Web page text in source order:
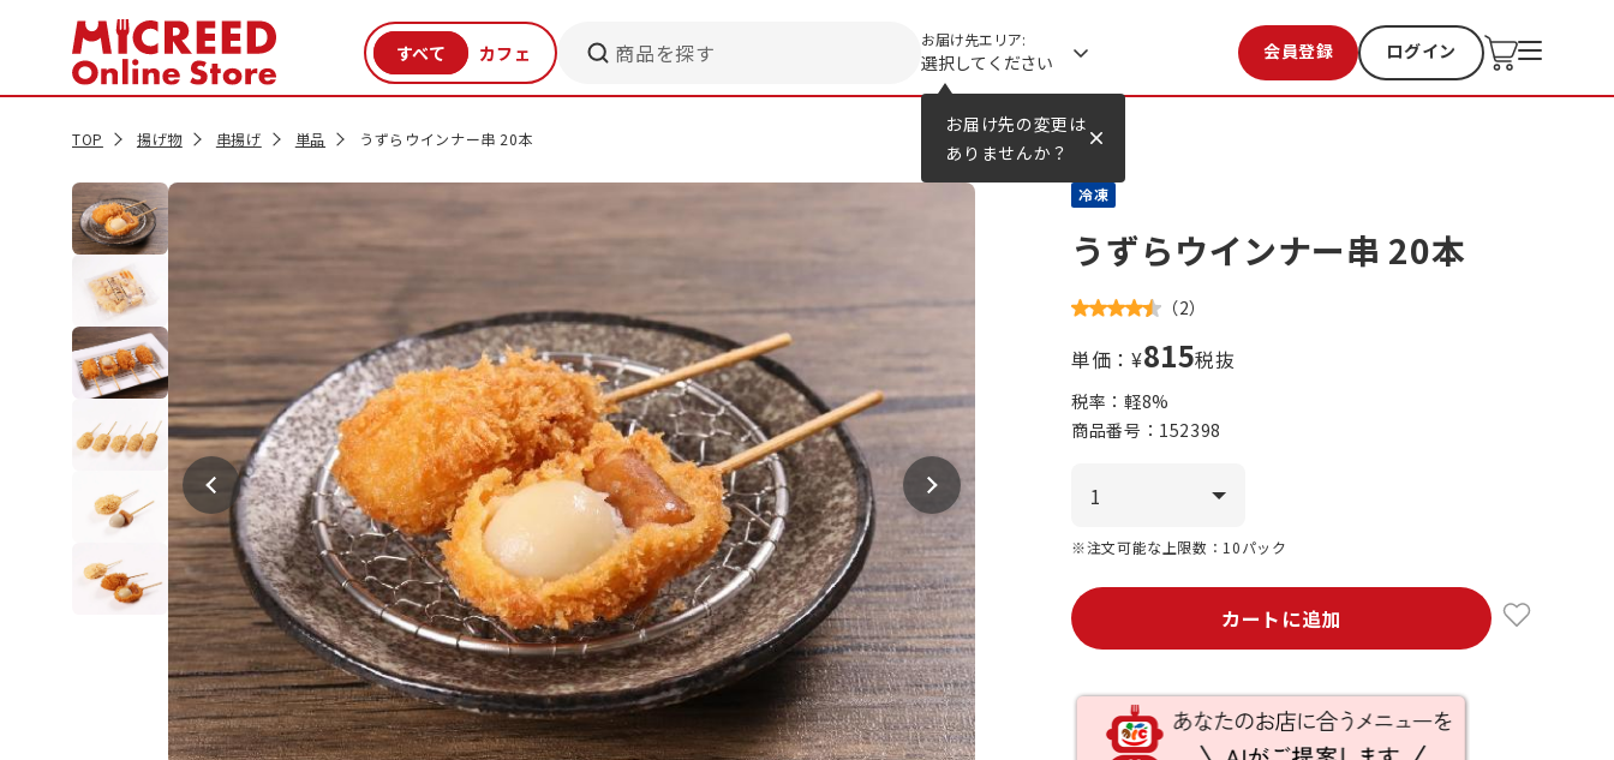
お届け先の変更は
ありませんか？
商品を探す お届け先エリア:
選択してください 会員登録 ログイン
お気に入り 過去購入
TOP 揚げ物 串揚げ 単品 うずらウインナー串 20本
冷凍
うずらウインナー串 20本
（2）
単価：¥815税抜
税率：軽8%
商品番号： 152398
※注文可能な上限数：10パック
カートに追加